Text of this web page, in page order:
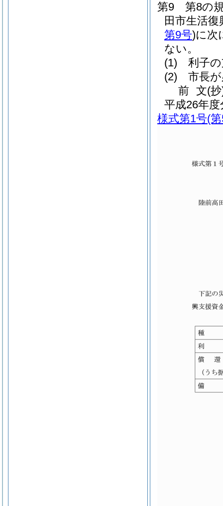
第9 第8の規
田市生活
第9号)に次
ない。
(1) 利子の
(2) 市長が
前文(
平成26年
様式第1号(